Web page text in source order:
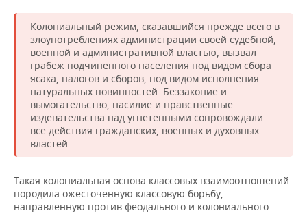
Колониальный режим, сказавшийся прежде всего в
злоупотреблениях администрации своей судебной,
военной и административной властью, вызвал
грабеж подчиненного населения под видом сбора
ясака, налогов и сборов, под видом исполнения
натуральных повинностей. Беззаконие и
вымогательство, насилие и нравственные
издевательства над угнетенными сопровождали
все действия гражданских, военных и духовных
властей.
Такая колониальная основа классовых взаимоотношений
породила ожесточенную классовую борьбу,
направленную против феодального и колониального